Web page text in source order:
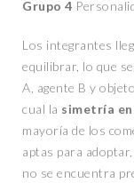
Grupo 4
Los integrantes
equilibrar, lo que
A, agente B y
cual la simetría
mayoría de los
aptas para
no se encuentra